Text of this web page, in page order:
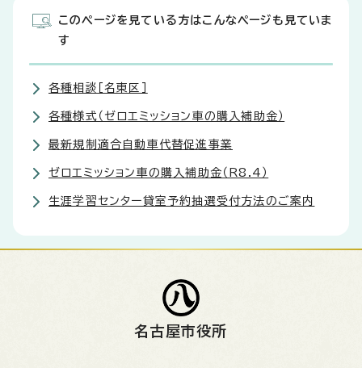
このページを見ている方はこんなページも見ていま
す
各種相談［名東区］
各種様式（ゼロエミッション車の購入補助金）
最新規制適合自動車代替促進事業
ゼロエミッション車の購入補助金（R8.4）
生涯学習センター貸室予約抽選受付方法のご案内
名古屋市役所